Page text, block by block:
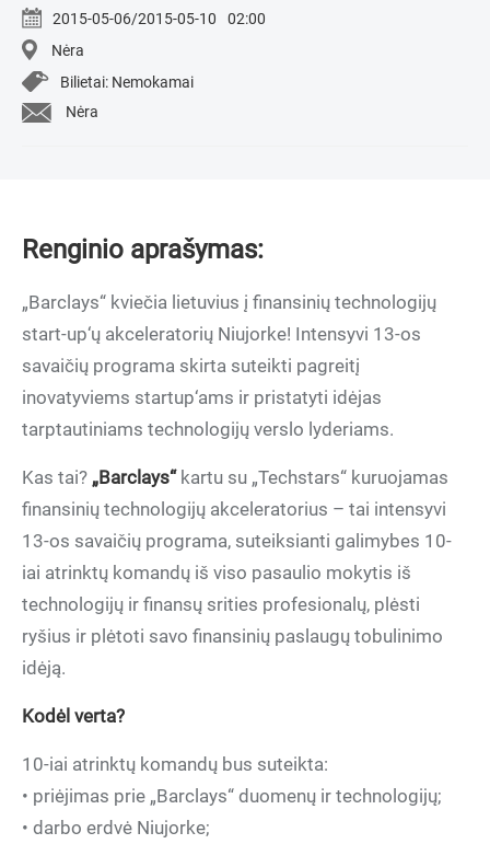
2015-05-06/2015-05-10
02:00
Nėra
Bilietai: Nemokamai
Nėra
Renginio aprašymas:
„Barclays“ kviečia lietuvius į finansinių technologijų
start-up‘ų akceleratorių Niujorke! Intensyvi 13-os
savaičių programa skirta suteikti pagreitį
inovatyviems startup‘ams ir pristatyti idėjas
tarptautiniams technologijų verslo lyderiams.
Kas tai? „Barclays“kartu su „Techstars“ kuruojamas
finansinių technologijų akceleratorius – tai intensyvi
13-os savaičių programa, suteiksianti galimybes 10-
iai atrinktų komandų iš viso pasaulio mokytis iš
technologijų ir finansų srities profesionalų, plėsti
ryšius ir plėtoti savo finansinių paslaugų tobulinimo
idėją.
Kodėl verta?
10-iai atrinktų komandų bus suteikta:
• priėjimas prie „Barclays“ duomenų ir technologijų;
• darbo erdvė Niujorke;